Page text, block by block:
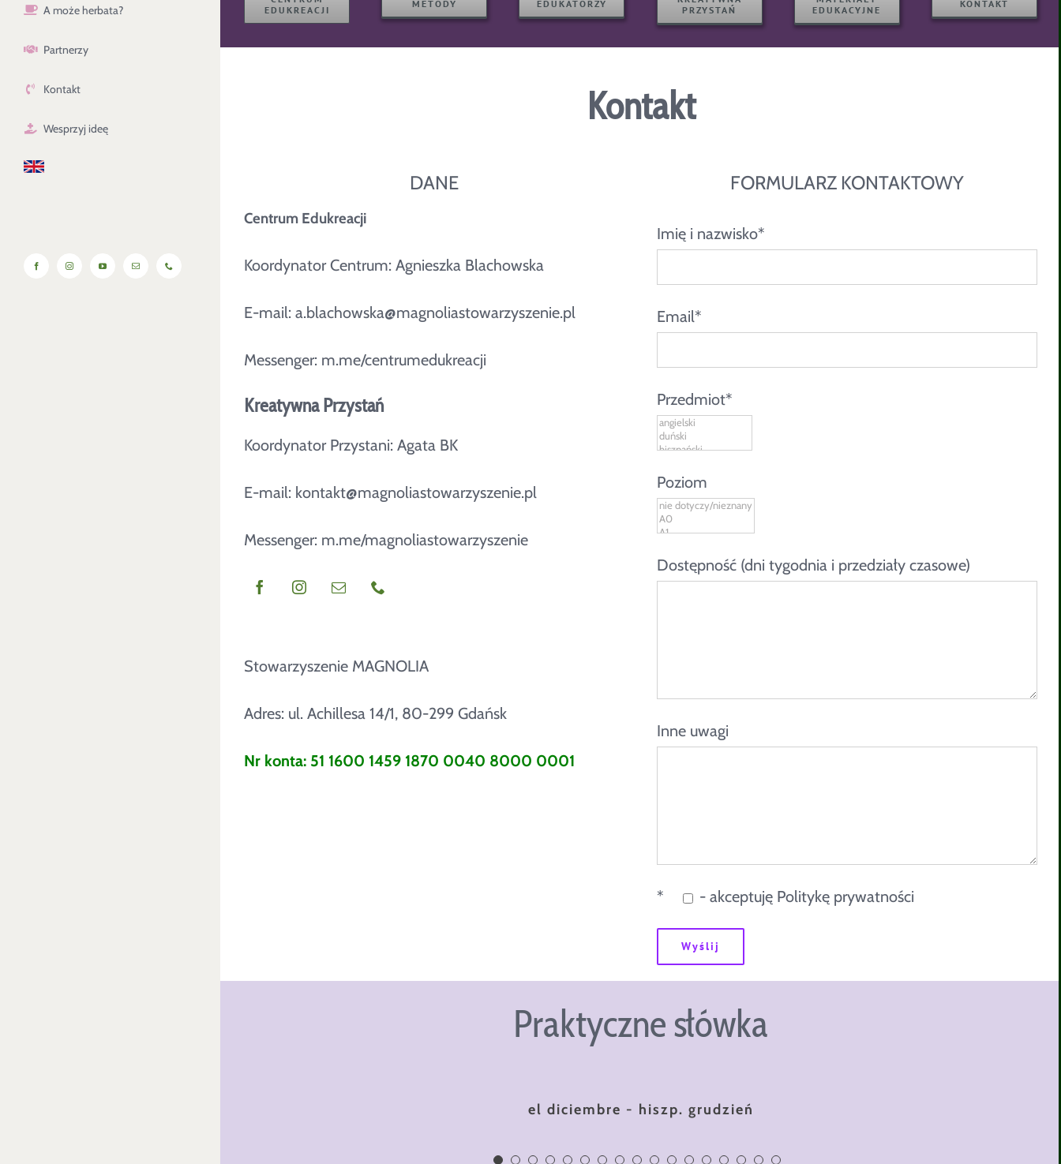
A może herbata?
Partnerzy
Kontakt
Wesprzyj ideę
Facebook Instagram YouTube Email
EDUKREACJI
METODY EDUKATORZY
PRZYSTAŃ
EDUKACYJNE
KONTAKT
Kontakt
DANE
Centrum Edukreacji
Koordynator Centrum: Agnieszka Blachowska
E-mail: a.blachowska@magnoliastowarzyszenie.pl
Messenger: m.me/centrumedukreacji
Kreatywna Przystań
Koordynator Przystani: Agata BK
E-mail: kontakt@magnoliastowarzyszenie.pl
Messenger: m.me/magnoliastowarzyszenie
Stowarzyszenie MAGNOLIA
Adres: ul. Achillesa 14/1, 80-299 Gdańsk
Nr konta: 51 1600 1459 1870 0040 8000 0001
FORMULARZ KONTAKTOWY
Imię i nazwisko*
Email*
Przedmiot*
Poziom
Dostępność (dni tygodnia i przedziały czasowe)
Inne uwagi
* - akceptuję Politykę prywatności
Praktyczne słówka
el diciembre - hiszp. grudzień
снеговик /sniegowik/ - ros. bałwan